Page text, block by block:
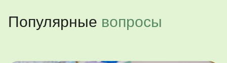
Популярные вопросы